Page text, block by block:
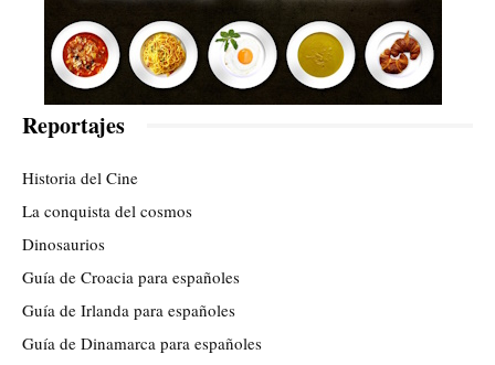
Reportajes
Historia del Cine
La conquista del cosmos
Dinosaurios
Guía de Croacia para españoles
Guía de Irlanda para españoles
Guía de Dinamarca para españoles